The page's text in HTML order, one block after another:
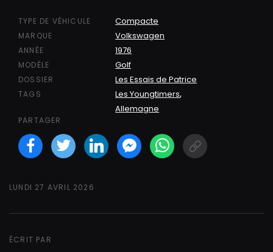
TYPE DE VÉHICULE Compacte
MARQUE Volkswagen
ANNÉE 1976
MODÈLE Golf
DOSSIER Les Essais de Patrice
TAGS Les Youngtimers,
Allemagne
PARTAGER
Facebook
TwitterLinkedINFacebook
WhatsApp
Short link
LUNDI 27 AVRIL 2026
ÉCRIT PAR